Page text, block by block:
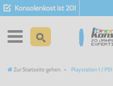
Konsolenkost ist 20!
Zur Startseite gehen Playstation 1 / PS1